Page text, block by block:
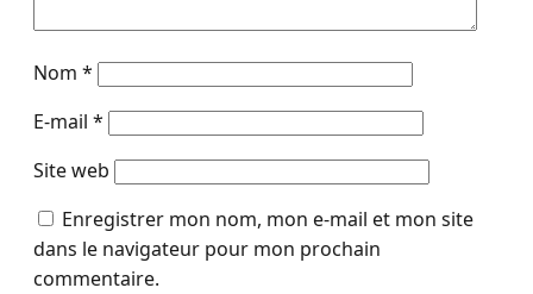
Nom *
E-mail *
Site web
Enregistrer mon nom, mon e-mail et mon site
dans le navigateur pour mon prochain
commentaire.